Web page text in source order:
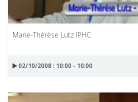
Marie-Thérèse Lutz IPHC
02/10/2008 : 10:00 - 10:00